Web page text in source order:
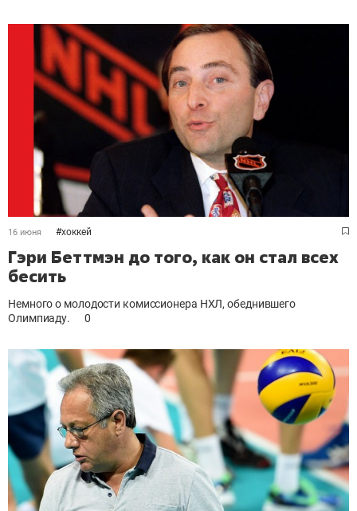
16 июня #хоккей
Гэри Беттмэн до того, как он стал всех
бесить
Немного о молодости комиссионера НХЛ, обеднившего
Олимпиаду.
0